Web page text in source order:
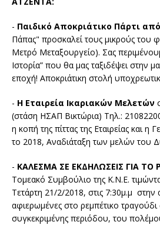
- Παιδικό Αποκριάτικο Πάρτι
Πάπας" προσκαλεί τους μικρούς
Μετρό Μεταξουργείο). Σας
Ιστορία” που θα μας ταξιδέψει στην
εποχή! Αποκριάτικη στολή
- Η Εταιρεία Ικαριακών Μελετών
(στάση ΗΣΑΠ Βικτώρια) Τηλ.:
η κοπή της πίττας της Εταιρείας και
το 2018, Αναδιάταξη των μελών του
- ΚΑΛΕΣΜΑ ΣΕ ΕΚΔΗΛΩΣΕΙΣ ΓΙΑ
Τομεακό Συμβούλιο της Κ.Ν.Ε.
Τετάρτη 21/2/2018, στις 7:30μ.μ
αφιερωμένες στο ρεμπέτικο
συγκεκριμένης περιόδου, του